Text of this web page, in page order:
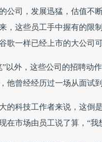
公司，发展迅猛，估值不
，这些员工手中握有的限
歌一样已经上市的大公司可
”以外，这些公司的招聘动
他曾经经历过一场从面试
的科技工作者来说，这倒
在市场由员工说了算，“我